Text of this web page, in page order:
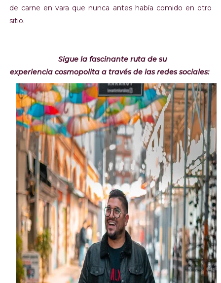
de carne en vara que nunca antes había comido en otro
sitio.
Sigue la fascinante ruta de su
experiencia cosmopolita a través de las redes sociales: